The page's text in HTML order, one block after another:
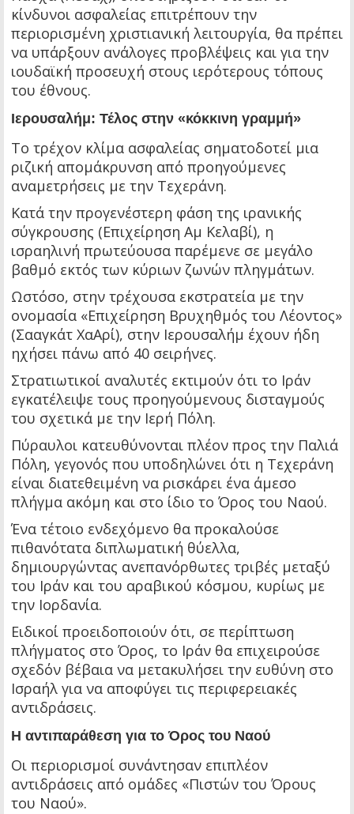
κίνδυνοι ασφαλείας επιτρέπουν την
περιορισμένη χριστιανική λειτουργία, θα πρέπει
να υπάρξουν ανάλογες προβλέψεις και για την
ιουδαϊκή προσευχή στους ιερότερους τόπους
του έθνους.
Ιερουσαλήμ: Τέλος στην «κόκκινη γραμμή»
Το τρέχον κλίμα ασφαλείας σηματοδοτεί μια
ριζική απομάκρυνση από προηγούμενες
αναμετρήσεις με την Τεχεράνη.
Κατά την προγενέστερη φάση της ιρανικής
σύγκρουσης (Επιχείρηση Αμ Κελαβί), η
ισραηλινή πρωτεύουσα παρέμενε σε μεγάλο
βαθμό εκτός των κύριων ζωνών πληγμάτων.
Ωστόσο, στην τρέχουσα εκστρατεία με την
ονομασία «Επιχείρηση Βρυχηθμός του Λέοντος»
(Σααγκάτ ΧαΑρί), στην Ιερουσαλήμ έχουν ήδη
ηχήσει πάνω από 40 σειρήνες.
Στρατιωτικοί αναλυτές εκτιμούν ότι το Ιράν
εγκατέλειψε τους προηγούμενους δισταγμούς
του σχετικά με την Ιερή Πόλη.
Πύραυλοι κατευθύνονται πλέον προς την Παλιά
Πόλη, γεγονός που υποδηλώνει ότι η Τεχεράνη
είναι διατεθειμένη να ρισκάρει ένα άμεσο
πλήγμα ακόμη και στο ίδιο το Όρος του Ναού.
Ένα τέτοιο ενδεχόμενο θα προκαλούσε
πιθανότατα διπλωματική θύελλα,
δημιουργώντας ανεπανόρθωτες τριβές μεταξύ
του Ιράν και του αραβικού κόσμου, κυρίως με
την Ιορδανία.
Ειδικοί προειδοποιούν ότι, σε περίπτωση
πλήγματος στο Όρος, το Ιράν θα επιχειρούσε
σχεδόν βέβαια να μετακυλήσει την ευθύνη στο
Ισραήλ για να αποφύγει τις περιφερειακές
αντιδράσεις.
Η αντιπαράθεση για το Όρος του Ναού
Οι περιορισμοί συνάντησαν επιπλέον
αντιδράσεις από ομάδες «Πιστών του Όρους
του Ναού».